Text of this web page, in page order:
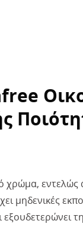
χρώμα, εντελώς
μηδενικές
εξουδετερώνει